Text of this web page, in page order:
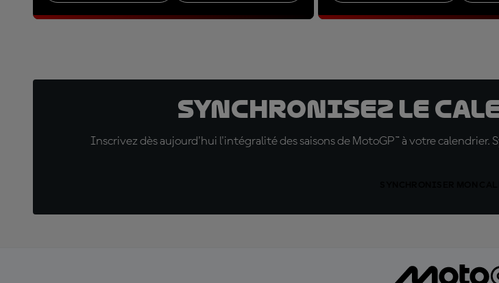
Synchronisez le
Inscrivez dès aujourd'hui l'intégralité des saisons de MotoGP™ à votre calendrier.